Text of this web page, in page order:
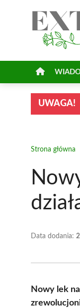
UWAGA!
Strona główna
Data dodania:
Nowy lek